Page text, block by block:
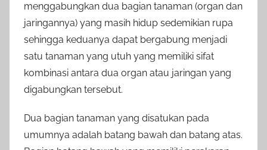
menggabungkan dua bagian tanaman (organ dan
jaringannya) yang masih hidup sedemikian rupa
sehingga keduanya dapat bergabung menjadi
satu tanaman yang utuh yang memiliki sifat
kombinasi antara dua organ atau jaringan yang
digabungkan tersebut.
Dua bagian tanaman yang disatukan pada
umumnya adalah batang bawah dan batang atas.